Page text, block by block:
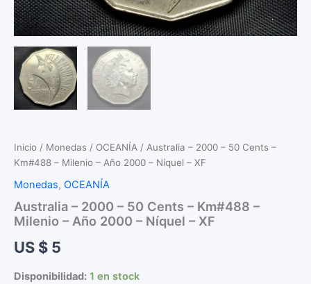
Inicio / Monedas / OCEANÍA / Australia – 2000 – 50 Cents –
Km#488 – Milenio – Año 2000 – Níquel – XF
Monedas, OCEANÍA
Australia – 2000 – 50 Cents – Km#488 –
Milenio – Año 2000 – Níquel – XF
US $ 5
Disponibilidad: 1 en stock